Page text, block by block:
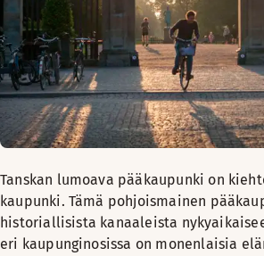
Tanskan lumoava pääkaupunki on
kaupunki. Tämä pohjoismainen
historiallisista kanaaleista
eri kaupunginosissa on monenlaisia